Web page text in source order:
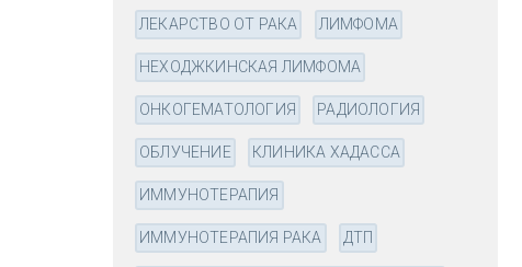
ЛЕКАРСТВО ОТ РАКА ЛИМФОМА
НЕХОДЖКИНСКАЯ ЛИМФОМА
ОНКОГЕМАТОЛОГИЯ РАДИОЛОГИЯ
ОБЛУЧЕНИЕ КЛИНИКА ХАДАССА
ИММУНОТЕРАПИЯ
ИММУНОТЕРАПИЯ РАКА ДТП